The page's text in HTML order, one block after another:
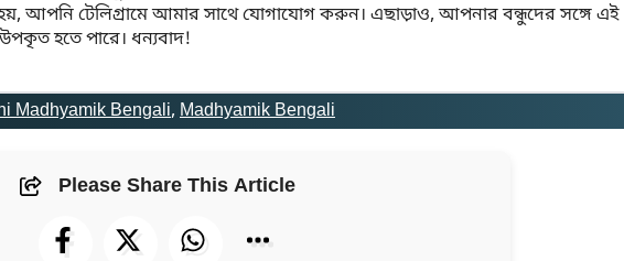
আপনি টেলিগ্রামে আমার সাথে যোগাযোগ করুন। এছাড়াও, আপনার বন্ধুদের সঙ্গে এই
হতে পারে। ধন্যবাদ!
Madhyamik Bengali, Madhyamik Bengali
Please Share This Article